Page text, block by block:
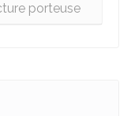
porteuse